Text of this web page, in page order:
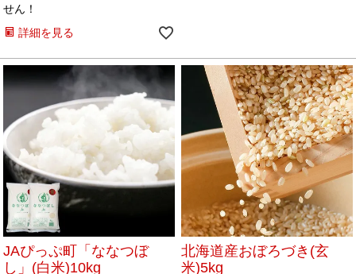
せん！
詳細を見る
JAぴっぷ町「ななつぼ
し」(白米)10kg
北海道産おぼろづき(玄
米)5kg